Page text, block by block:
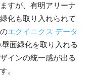
すが、有明アリーナ
化も取り入れられて
エクイニクス データ
面緑化を取り入れる
インの統一感が出る
。